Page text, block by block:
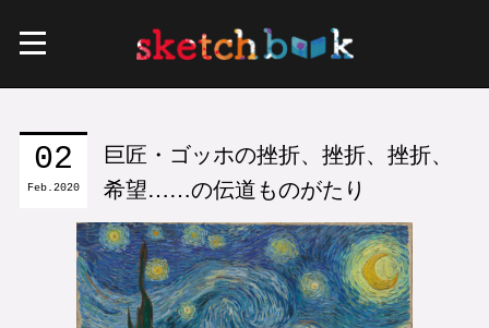
02
Feb 2020
巨匠・ゴッホの挫折、挫折、挫折、
希望……の伝道ものがたり